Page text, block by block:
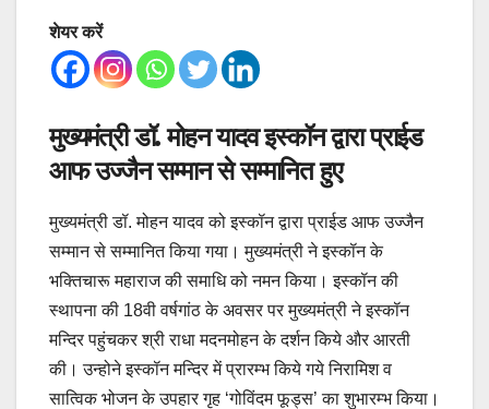
शेयर करें
मुख्यमंत्री डॉ. मोहन यादव इस्कॉन द्वारा प्राईड
आफ उज्जैन सम्मान से सम्मानित हुए
मुख्यमंत्री डॉ. मोहन यादव को इस्कॉन द्वारा प्राईड आफ उज्जैन
सम्मान से सम्मानित किया गया। मुख्यमंत्री ने इस्कॉन के
भक्तिचारू महाराज की समाधि को नमन किया। इस्कॉन की
स्थापना की 18वी वर्षगांठ के अवसर पर मुख्यमंत्री ने इस्कॉन
मन्दिर पहुंचकर श्री राधा मदनमोहन के दर्शन किये और आरती
की। उन्होने इस्कॉन मन्दिर में प्रारम्भ किये गये निरामिश व
सात्विक भोजन के उपहार गृह ‘गोविंदम फूड्स’ का शुभारम्भ किया।